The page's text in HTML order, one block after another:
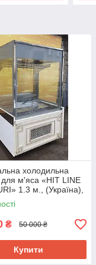
холодильна
для м'яса «HIT LINE
1.3 м., (Україна),
₴ 50 000 ₴
Купити